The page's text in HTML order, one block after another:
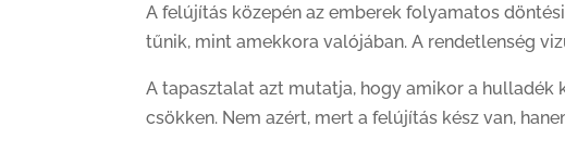
A felújítás közepén az emberek folyamatos
tűnik, mint amekkora valójában. A rendetlenség
A tapasztalat azt mutatja, hogy amikor a
csökken. Nem azért, mert a felújítás kész van,